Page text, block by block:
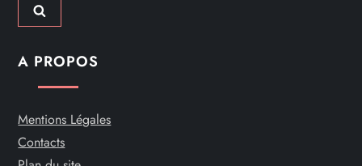
A PROPOS
Mentions Légales
Contacts